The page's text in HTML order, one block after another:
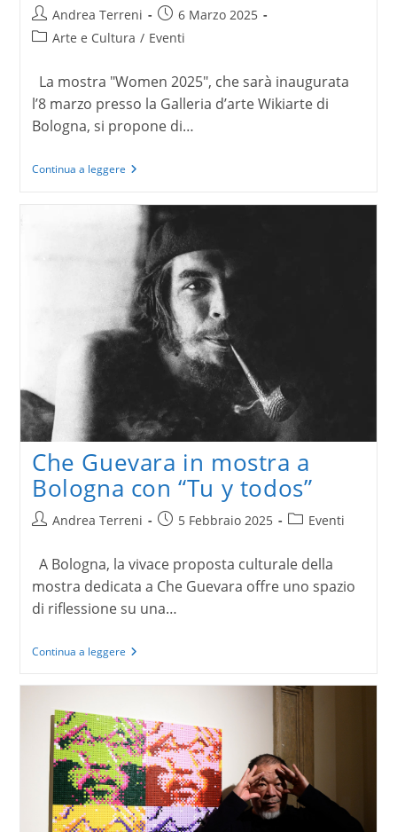
Autore
dell'articolo:
Andrea Terreni
Articolo
pubblicato:
6 Marzo 2025
Categoria
Arte e Cultura / Eventi
La mostra "Women 2025", che sarà inaugurata
l’8 marzo presso la Galleria d’arte Wikiarte di
Bologna, si propone di…
Continua a leggereWomen
Galleria
Wikiarte.
Bologna
l’8
Marzo
è
donna
Che Guevara in mostra a
Bologna con “Tu y todos”
AutoreAndrea Terreni
Articolo5 Febbraio 2025
Categoria
Eventi
A Bologna, la vivace proposta culturale della
mostra dedicata a Che Guevara offre uno spazio
di riflessione su una…
Continua a leggereChe
Bologna
con
“Tu
y
todos”